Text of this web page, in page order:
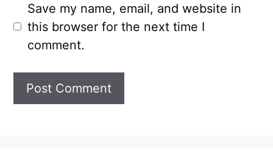
Save my name, email, and website in
this browser for the next time I
comment.